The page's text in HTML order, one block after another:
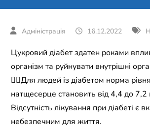
16.12.2022
Цукровий діабет здатен роками
організм та руйнувати внутрішні
👉🏻Для людей із діабетом норма
натщесерце становить від 4,4 до
Відсутність лікування при діабеті є
небезпечним для життя.